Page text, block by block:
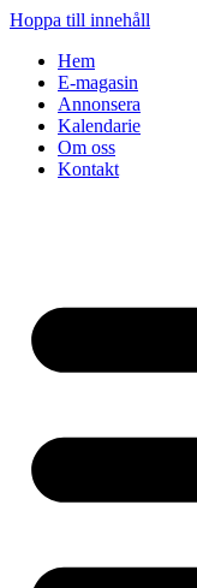
Hoppa till innehåll
Hem
E-magasin
Annonsera
Kalendarie
Om oss
Kontakt